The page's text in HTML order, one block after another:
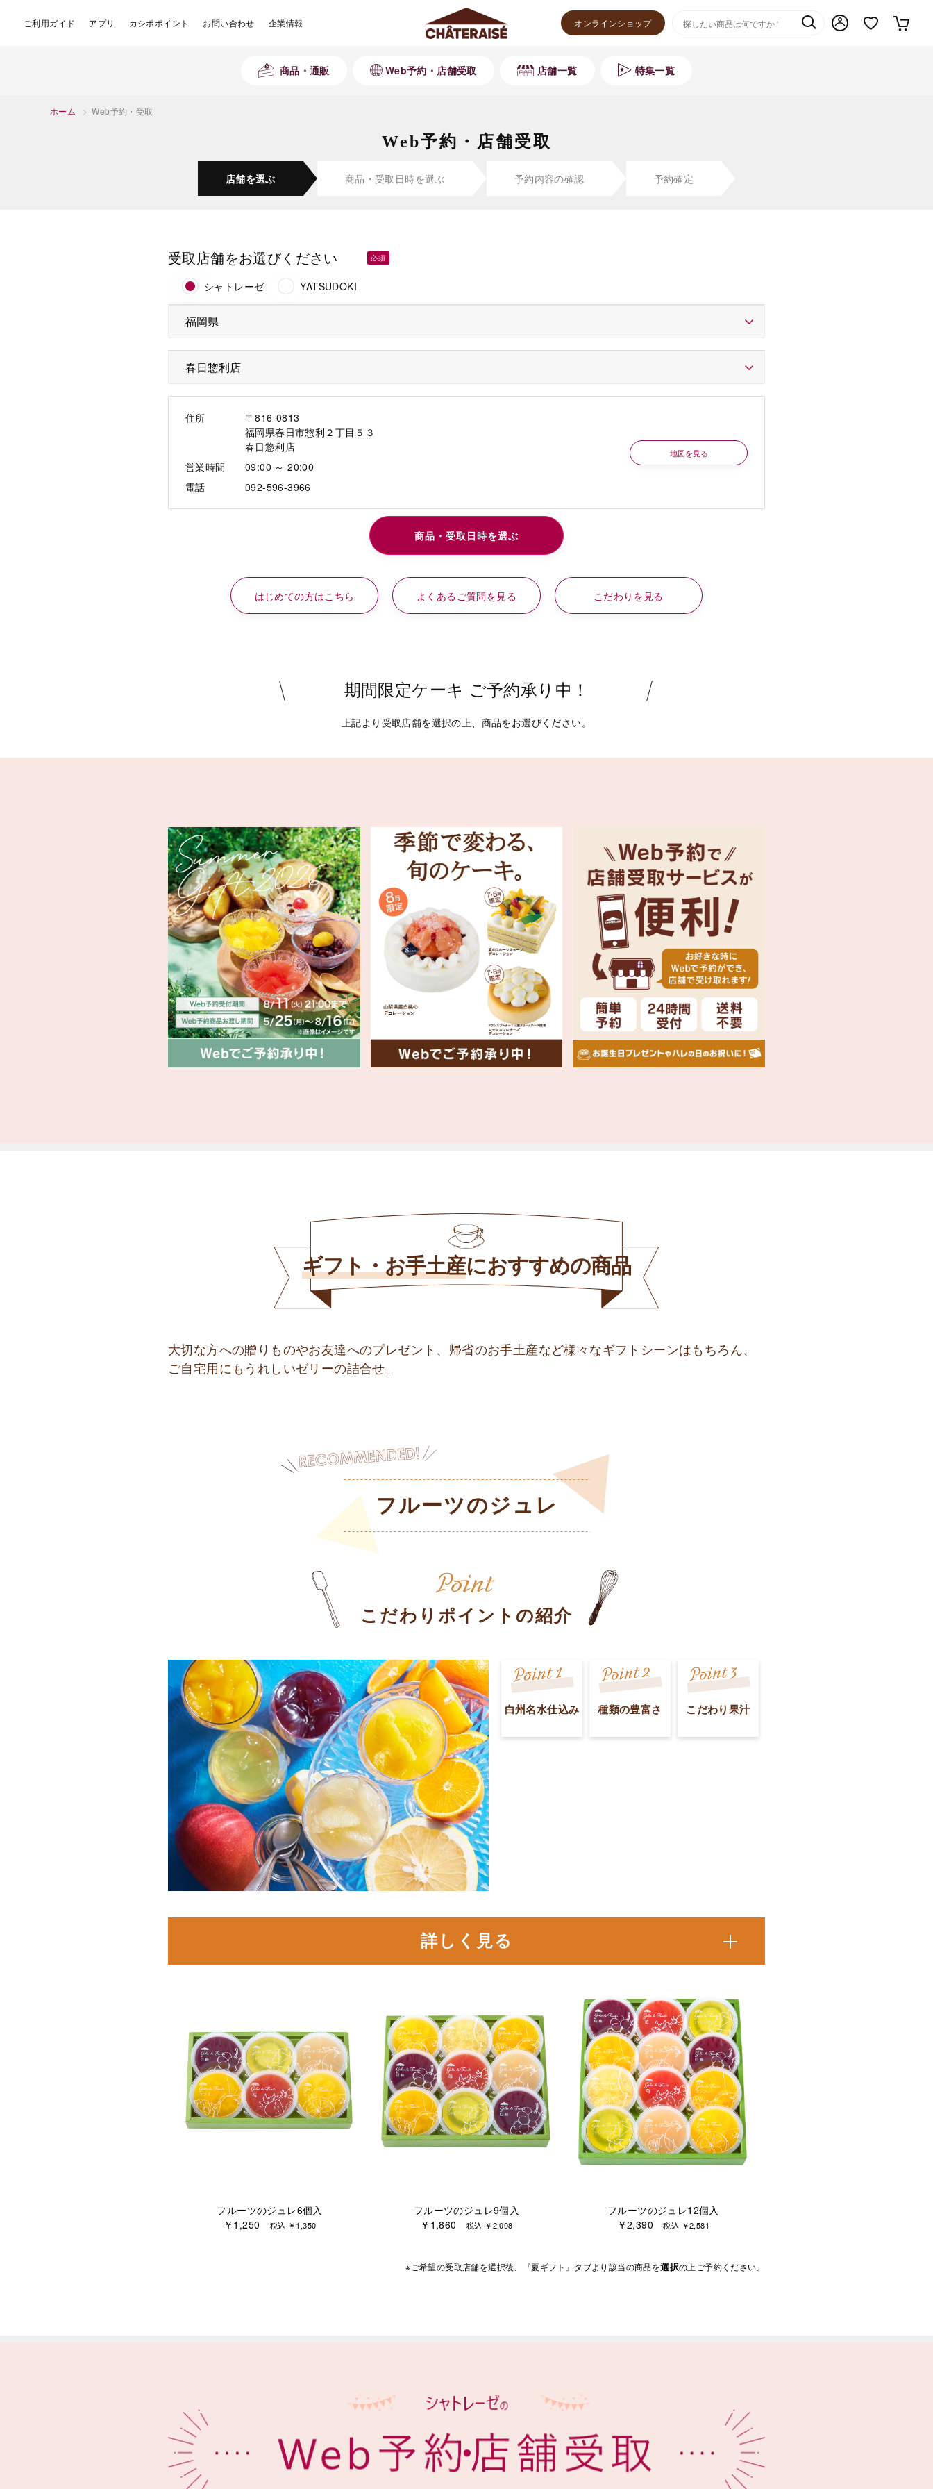
ご利用ガイド アプリ カシポポイント お問い合わせ 企業情報 オンラインショップ
商品・通販 Web予約・店舗受取 店舗一覧 特集一覧
ホーム > Web予約・受取
Web予約・店舗受取
店舗を選ぶ 商品・受取 日時を選ぶ 予約内容の確認 予約確定
受取店舗をお選びください
シャトレーゼ YATSUDOKI
住所
〒816-0813
福岡県春日市惣利２丁目５３
春日惣利店
営業時間
09:00 ～ 20:00
電話
092-596-3966
地図を見る
はじめての方はこちら よくあるご質問を見る こだわりを見る
期間限定ケーキ ご予約承り中！
上記より受取店舗を選択の上、商品をお選びください。
ギフト・お手土産におすすめの商品
大切な方への贈りものやお友達へのプレゼント、帰省のお手土産など様々なギフトシーンはもちろん、
ご自宅用にもうれしいゼリーの詰合せ。
フルーツのジュレ
こだわりポイントの紹介
白州名水仕込み 種類の豊富さ こだわり果汁
詳しく見る
フルーツのジュレ6個入
￥1,250
税込 ￥1,350
フルーツのジュレ9個入
￥1,860税込 ￥2,008
フルーツのジュレ12個入
￥2,390税込 ￥2,581
※ご希望の受取店舗を選択後、『夏ギフト』タブより 該当の商品を選択の上ご予約ください。